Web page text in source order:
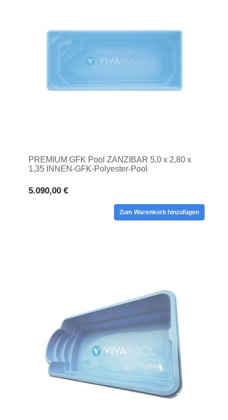
PREMIUM GFK Pool ZANZIBAR 5,0 x 2,80 x
1,35 INNEN-GFK-Polyester-Pool
5.090,00 €
Zum Warenkorb hinzufügen